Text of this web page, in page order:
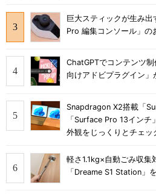
巨大スティックが生み
Pro 編集コンソール」の
ChatGPTでコンテンツ
向けアドビプラグイン」
Snapdragon X2搭載「
「Surface Pro 13イン
外観をじっくりとチェッ
軽さ1.1kg×自動ごみ収
「Dreame S1 Station